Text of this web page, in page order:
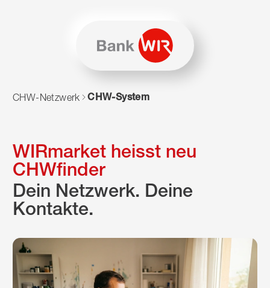
Zum Navigieren dieser Seite wird JavaScript benötigt.
CHW-Netzwerk CHW-System
WIRmarket heisst neu
CHWfinder
Dein Netzwerk. Deine
Kontakte.